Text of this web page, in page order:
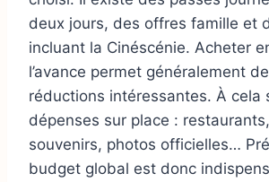
deux jours, des offres famille et
incluant la Cinéscénie. Acheter
l’avance permet généralement
réductions intéressantes. À cela
dépenses sur place :
souvenirs, photos officielles…
budget global est donc